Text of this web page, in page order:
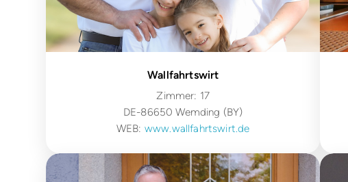
Wallfahrtswirt
Zimmer: 17
DE-86650 Wemding (BY)
WEB: www.wallfahrtswirt.de